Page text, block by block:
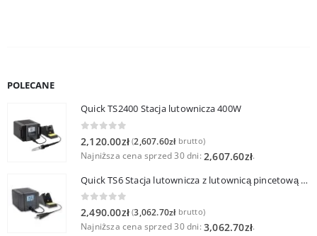
POLECANE
Quick TS2400 Stacja lutownicza 400W
2,120.00zł (2,607.60złbrutto)
Najniższa cena sprzed 30 dni: 2,607.60zł.
Quick TS6 Stacja lutownicza z lutownicą pincetową 60W
0 out of 5
2,490.00zł (3,062.70złbrutto)
Najniższa cena sprzed 30 dni: 3,062.70zł.